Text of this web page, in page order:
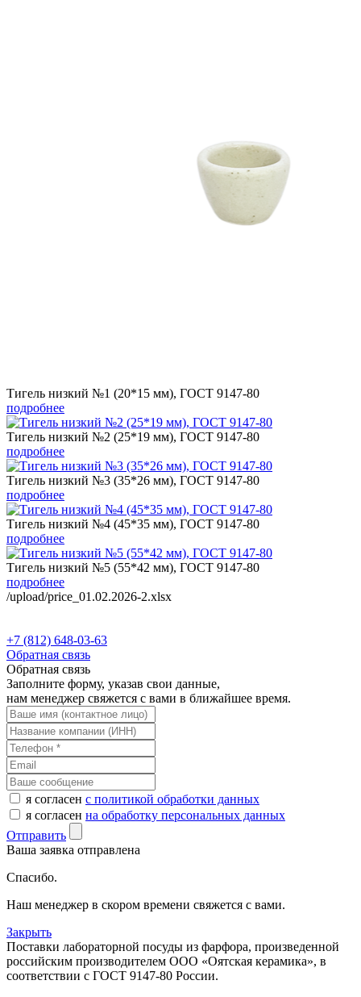
Тигель низкий №1 (20*15 мм), ГОСТ 9147-80
подробнее
Тигель низкий №2 (25*19 мм), ГОСТ 9147-80
подробнее
Тигель низкий №3 (35*26 мм), ГОСТ 9147-80
подробнее
Тигель низкий №4 (45*35 мм), ГОСТ 9147-80
подробнее
Тигель низкий №5 (55*42 мм), ГОСТ 9147-80
подробнее
/upload/price_01.02.2026-2.xlsx
+7 (812) 648-03-63
Обратная связь
Обратная связь
Заполните форму, указав свои данные,
нам менеджер свяжется с вами в ближайшее время.
я согласен с политикой обработки данных
я согласен на обработку персональных данных
Отправить
Ваша заявка отправлена
Спасибо.
Наш менеджер в скором времени свяжется с вами.
Закрыть
Поставки лабораторной посуды из фарфора, произведенной
российским производителем ООО «Оятская керамика», в
соответствии с ГОСТ 9147-80 России.